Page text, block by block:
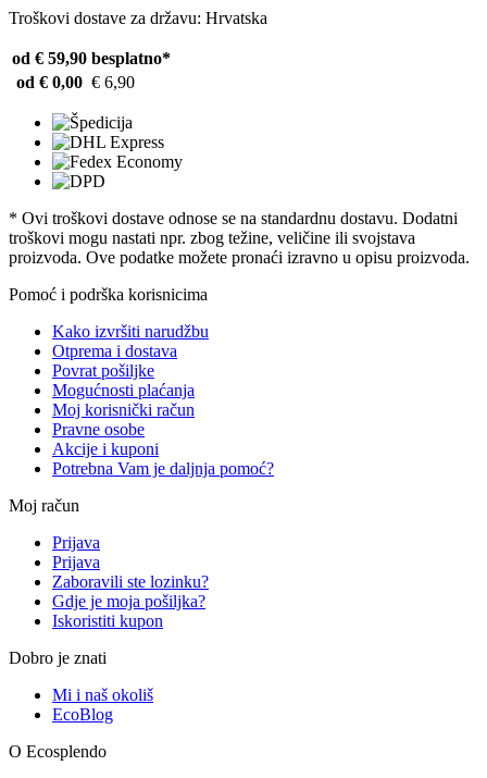
Troškovi dostave za državu: Hrvatska
od € 59,90 besplatno*
od € 0,00 € 6,90
* Ovi troškovi dostave odnose se na standardnu ​​dostavu. Dodatni
troškovi mogu nastati npr. zbog težine, veličine ili svojstava
proizvoda. Ove podatke možete pronaći izravno u opisu proizvoda.
Pomoć i podrška korisnicima
Kako izvršiti narudžbu
Otprema i dostava
Povrat pošiljke
Mogućnosti plaćanja
Moj korisnički račun
Pravne osobe
Akcije i kuponi
Potrebna Vam je daljnja pomoć?
Moj račun
Prijava
Prijava
Zaboravili ste lozinku?
Gdje je moja pošiljka?
Iskoristiti kupon
Dobro je znati
Mi i naš okoliš
EcoBlog
O Ecosplendo